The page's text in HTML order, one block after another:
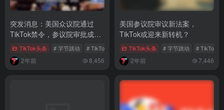
突发消息：美国众议院通过
TikTok禁令，参议院审批成关
键 TikTok头条 # 字节跳动 # TikTok禁令 # TikTok业务
2年前 8,456
美国参议院审议新法案，
TikTok或迎来新转机？
TikTok头条 # 字节跳动 # TikTok法
2年前 7,446